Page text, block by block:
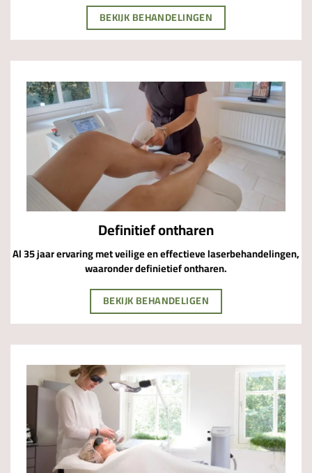
BEKIJK BEHANDELINGEN
Definitief ontharen
Al 35 jaar ervaring met veilige en effectieve laserbehandelingen,
waaronder definietief ontharen.
BEKIJK BEHANDELIGEN